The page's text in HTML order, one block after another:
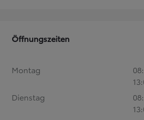
Öffnungszeiten
Montag
Dienstag